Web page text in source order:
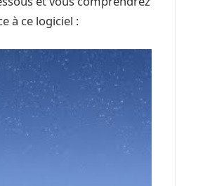
à ce logiciel :